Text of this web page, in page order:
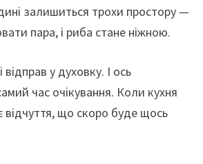
залишиться трохи простору —
пара, і риба стане ніжною.
у духовку. І ось
час очікування. Коли кухня
відчуття, що скоро буде щось